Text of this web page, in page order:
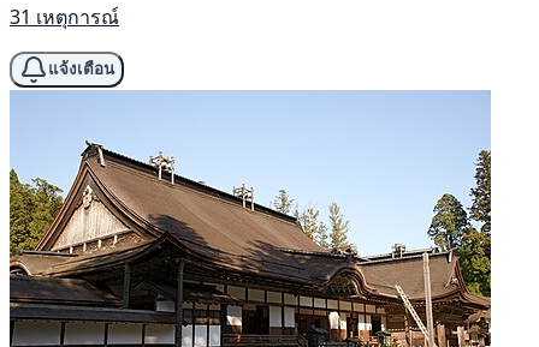
31 เหตุการณ์
แจ้งเตือน